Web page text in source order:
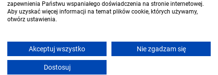
© 2006-2026Noclegowo.pl
zapewnienia Państwu wspaniałego doświadczenia na stronie internetowej.
Aby uzyskać więcej informacji na temat plików cookie, których używamy,
otwórz ustawienia.
Akceptuj wszystko Nie zgadzam się
Dostosuj